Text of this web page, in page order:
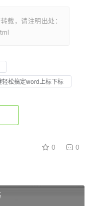
载，请注明出处：
轻松搞定word上标下标
0 0